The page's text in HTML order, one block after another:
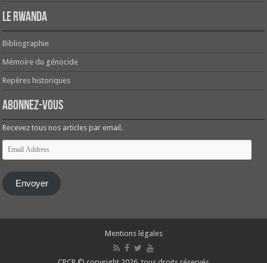
Le Rwanda
Bibliographie
Mémoire du génocide
Repères historiques
Abonnez-vous
Recevez tous nos articles par email.
Email
Address
Envoyer
Mentions légales